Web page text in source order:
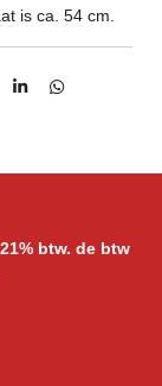
is ca. 54 cm.
S
D
btw. de btw